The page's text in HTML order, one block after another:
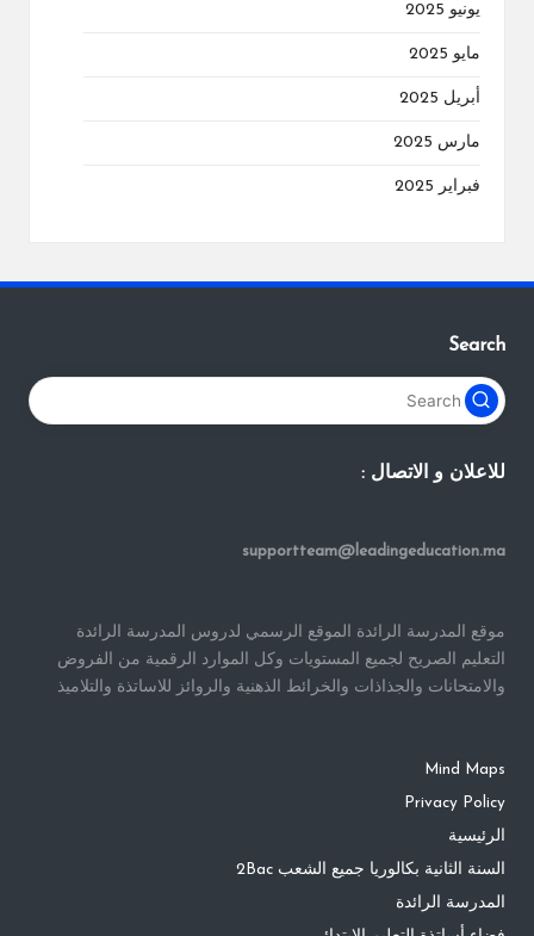
يونيو 2025
مايو 2025
أبريل 2025
مارس 2025
فبراير 2025
Search
للاعلان و الاتصال :
supportteam@leadingeducation.ma
موقع المدرسة الرائدة الموقع الرسمي لدروس المدرسة الرائدة
التعليم الصريح لجميع المستويات وكل الموارد الرقمية من الفروض
والامتحانات والجذاذات والخرائط الذهنية والروائز للاساتذة والتلاميذ
Mind Maps
Privacy Policy
الرئيسية
السنة الثانية بكالوريا جميع الشعب 2Bac
المدرسة الرائدة